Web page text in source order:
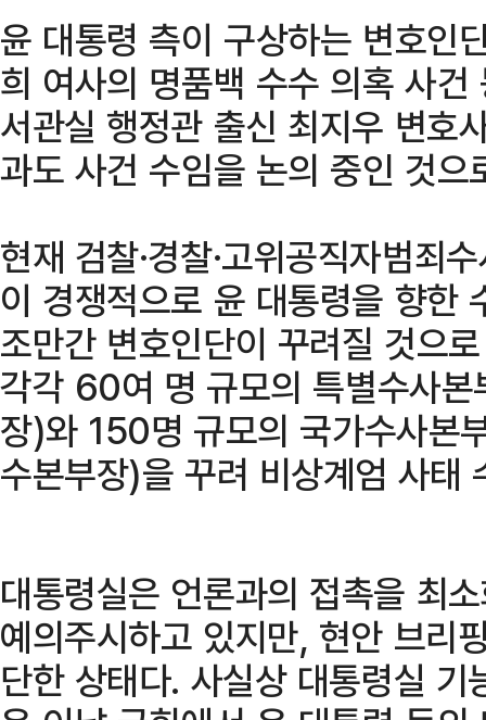
윤 대통령 측이 구상하는 변호
희 여사의 명품백 수수 의혹 사
서관실 행정관 출신 최지우 변호
과도 사건 수임을 논의 중인 것으
현재 검찰·경찰·고위공직자범죄
이 경쟁적으로 윤 대통령을 향한
조만간 변호인단이 꾸려질 것으
각각 60여 명 규모의 특별수사
장)와 150명 규모의 국가수사본
수본부장)을 꾸려 비상계엄 사태
대통령실은 언론과의 접촉을 최
예의주시하고 있지만, 현안 브리
단한 상태다. 사실상 대통령실